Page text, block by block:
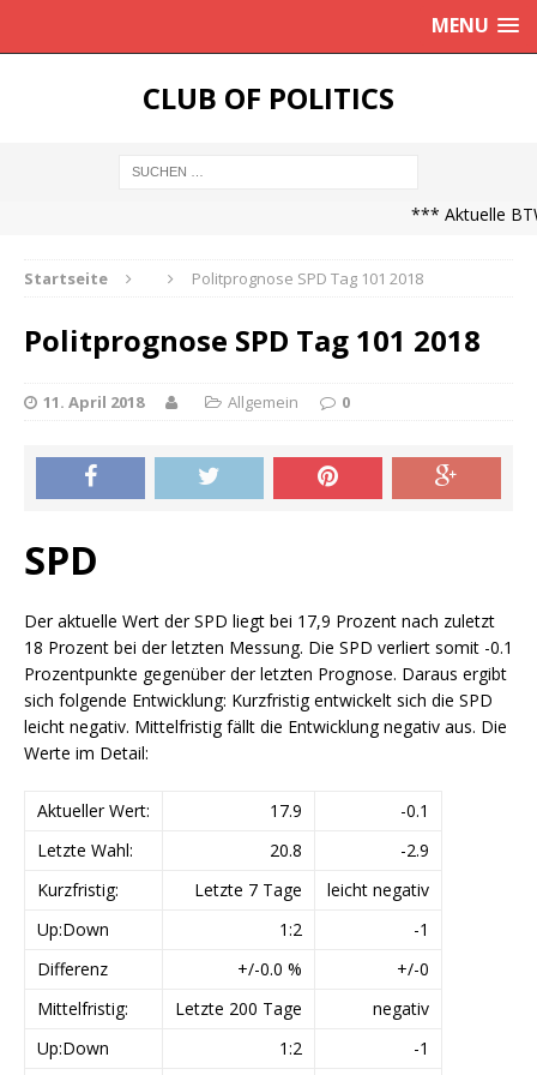
MENU
CLUB OF POLITICS
*** Aktuelle
Startseite Politprognose SPD Tag 101 2018
Politprognose SPD Tag 101 2018
11. April 2018 Allgemein 0
SPD
Der aktuelle Wert der SPD liegt bei 17,9 Prozent nach zuletzt
18 Prozent bei der letzten Messung. Die SPD verliert somit -0.1
Prozentpunkte gegenüber der letzten Prognose. Daraus ergibt
sich folgende Entwicklung: Kurzfristig entwickelt sich die SPD
leicht negativ. Mittelfristig fällt die Entwicklung negativ aus. Die
Werte im Detail:
Aktueller Wert: 17.9
-0.1
Letzte Wahl:
20.8
-2.9
Kurzfristig:
Letzte 7 Tage
leicht negativ
Up:Down
1:2
-1
Differenz
+/-0.0 %
+/-0
Mittelfristig:
Letzte 200 Tage
negativ
Up:Down
1:2 -1